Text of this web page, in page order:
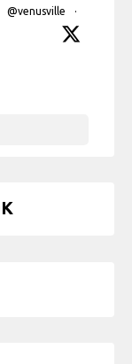
@venusville
·